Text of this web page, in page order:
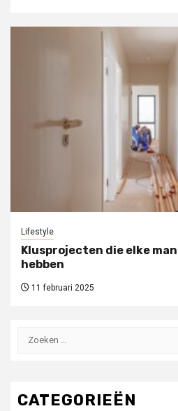
Lifestyle
Klusprojecten die elke
hebben
11 februari 2025
Zoeken
CATEGORIEËN